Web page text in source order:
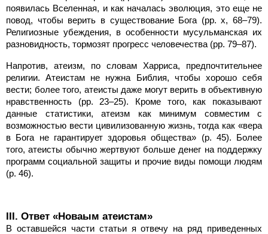
появилась Вселенная, и как началась эволюция, это еще не
повод, чтобы верить в существование Бога (pp. x, 68–79).
Религиозные убеждения, в особенности мусульманская их
разновидность, тормозят прогресс человечества (pp. 79–87).
Напротив, атеизм, по словам Харриса, предпочтительнее
религии. Атеистам не нужна Библия, чтобы хорошо себя
вести; более того, атеисты даже могут верить в объективную
нравственность (pp. 23–25). Кроме того, как показывают
данные статистики, атеизм как минимум совместим с
возможностью вести цивилизованную жизнь, тогда как «вера
в Бога не гарантирует здоровья общества» (p. 45). Более
того, атеисты обычно жертвуют больше денег на поддержку
программ социальной защиты и прочие виды помощи людям
(p. 46).
III. Ответ «Новаым атеистам»
В оставшейся части статьи я отвечу на ряд приведенных